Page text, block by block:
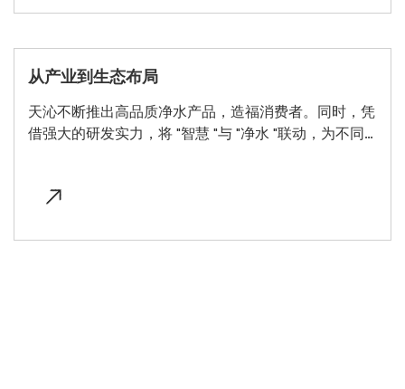
从产业到生态布局
天沁不断推出高品质净水产品，造福消费者。同时，凭
借强大的研发实力，将 "智慧 "与 "净水 "联动，为不同